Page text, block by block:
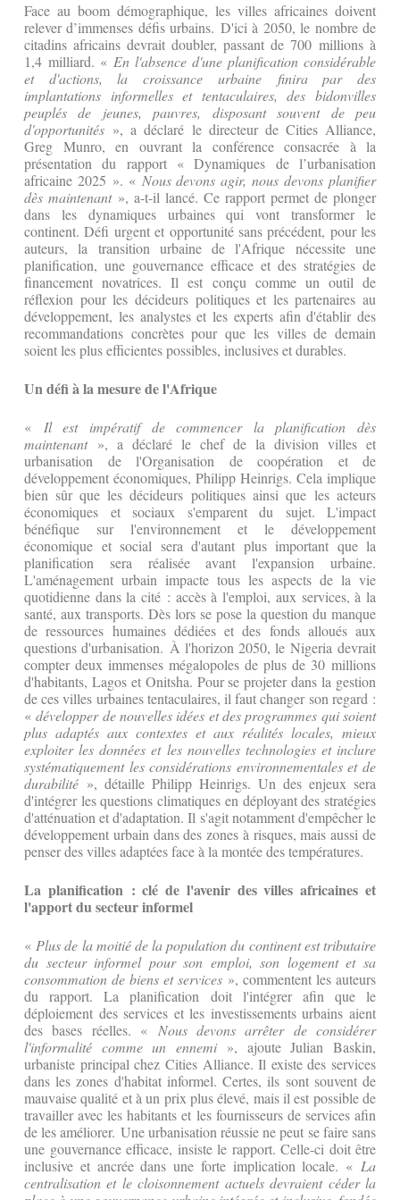
Face au boom démographique, les villes africaines doivent
relever d’immenses défis urbains. D'ici à 2050, le nombre de
citadins africains devrait doubler, passant de 700 millions à
1,4 milliard. « En l'absence d'une planification considérable
et d'actions, la croissance urbaine finira par des
implantations informelles et tentaculaires, des bidonvilles
peuplés de jeunes, pauvres, disposant souvent de peu
d'opportunités », a déclaré le directeur de Cities Alliance,
Greg Munro, en ouvrant la conférence consacrée à la
présentation du rapport « Dynamiques de l’urbanisation
africaine 2025 ». « Nous devons agir, nous devons planifier
dès maintenant», a-t-il lancé. Ce rapport permet de plonger
dans les dynamiques urbaines qui vont transformer le
continent. Défi urgent et opportunité sans précédent, pour les
auteurs, la transition urbaine de l'Afrique nécessite une
planification, une gouvernance efficace et des stratégies de
financement novatrices. Il est conçu comme un outil de
réflexion pour les décideurs politiques et les partenaires au
développement, les analystes et les experts afin d'établir des
recommandations concrètes pour que les villes de demain
soient les plus efficientes possibles, inclusives et durables.
Un défi à la mesure de l'Afrique
« Il est impératif de commencer la planification dès
maintenant», a déclaré le chef de la division villes et
urbanisation de l'Organisation de coopération et de
développement économiques, Philipp Heinrigs. Cela implique
bien sûr que les décideurs politiques ainsi que les acteurs
économiques et sociaux s'emparent du sujet. L'impact
bénéfique sur l'environnement et le développement
économique et social sera d'autant plus important que la
planification sera réalisée avant l'expansion urbaine.
L'aménagement urbain impacte tous les aspects de la vie
quotidienne dans la cité : accès à l'emploi, aux services, à la
santé, aux transports. Dès lors se pose la question du manque
de ressources humaines dédiées et des fonds alloués aux
questions d'urbanisation. À l'horizon 2050, le Nigeria devrait
compter deux immenses mégalopoles de plus de 30 millions
d'habitants, Lagos et Onitsha. Pour se projeter dans la gestion
de ces villes urbaines tentaculaires, il faut changer son regard :
«développer de nouvelles idées et des programmes qui soient
plus adaptés aux contextes et aux réalités locales, mieux
exploiter les données et les nouvelles technologies et inclure
systématiquement les considérations environnementales et de
durabilité », détaille Philipp Heinrigs. Un des enjeux sera
d'intégrer les questions climatiques en déployant des stratégies
d'atténuation et d'adaptation. Il s'agit notamment d'empêcher le
développement urbain dans des zones à risques, mais aussi de
penser des villes adaptées face à la montée des températures.
La planification : clé de l'avenir des villes africaines et
l'apport du secteur informel
«Plus de la moitié de la population du continent est tributaire
du secteur informel pour son emploi, son logement et sa
consommation de biens et services », commentent les auteurs
du rapport. La planification doit l'intégrer afin que le
déploiement des services et les investissements urbains aient
des bases réelles. « Nous devons arrêter de considérer
l'informalité comme un ennemi», ajoute Julian Baskin,
urbaniste principal chez Cities Alliance. Il existe des services
dans les zones d'habitat informel. Certes, ils sont souvent de
mauvaise qualité et à un prix plus élevé, mais il est possible de
travailler avec les habitants et les fournisseurs de services afin
de les améliorer. Une urbanisation réussie ne peut se faire sans
une gouvernance efficace, insiste le rapport. Celle-ci doit être
inclusive et ancrée dans une forte implication locale. « La
centralisation et le cloisonnement actuels devraient céder la